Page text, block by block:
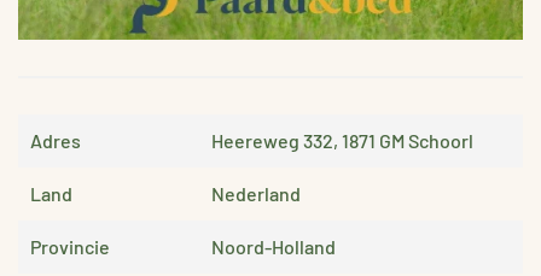
Adres Heereweg 332, 1871 GM Schoorl
Land Nederland
Provincie Noord-Holland